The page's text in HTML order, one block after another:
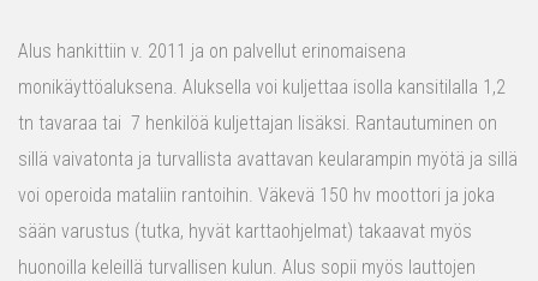
Alus hankittiin v. 2011 ja on palvellut erinomaisena
monikäyttöaluksena. Aluksella voi kuljettaa isolla kansitilalla 1,2
tn tavaraa tai 7 henkilöä kuljettajan lisäksi. Rantautuminen on
sillä vaivatonta ja turvallista avattavan keularampin myötä ja sillä
voi operoida mataliin rantoihin. Väkevä 150 hv moottori ja joka
sään varustus (tutka, hyvät karttaohjelmat) takaavat myös
huonoilla keleillä turvallisen kulun. Alus sopii myös lauttojen